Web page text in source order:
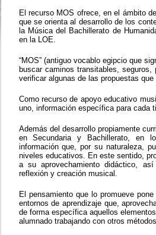
El recurso MOS ofrece, en el ámbito
que se orienta al desarrollo de los
la Música del Bachillerato de
en la LOE.
“MOS” (antiguo vocablo egipcio que
buscar caminos transitables,
verificar algunas de las propuestas
Como recurso de apoyo educativo
uno, información específica para cada
Además del desarrollo propiamente
en Secundaria y Bachillerato, en
información que, por su naturaleza,
niveles educativos. En este sentido,
a su aprovechamiento didáctico,
reflexión y creación musical.
El pensamiento que lo promueve
entornos de aprendizaje que,
de forma específica aquellos
alumnado trabajando con otros